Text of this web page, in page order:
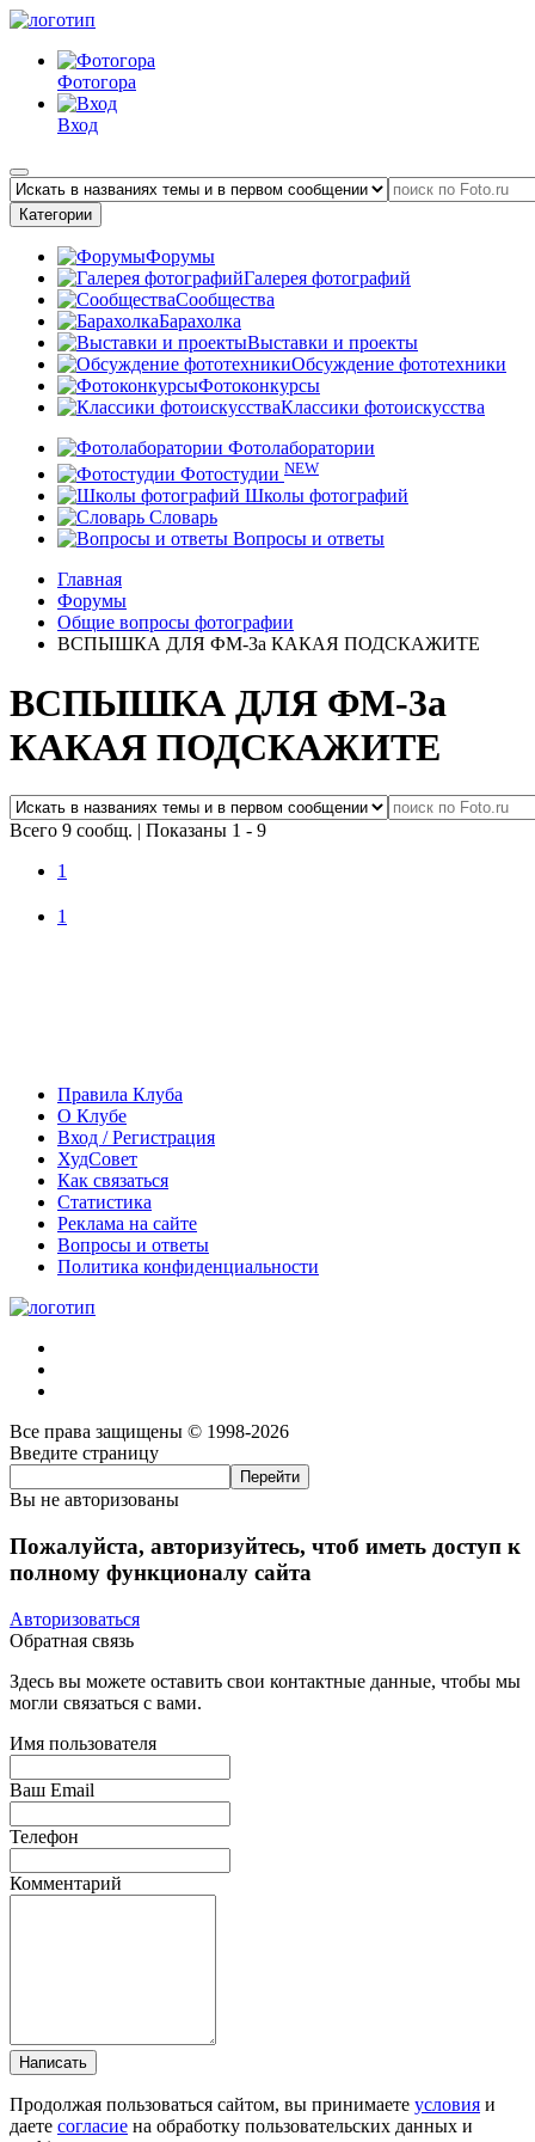
Фотогора
Вход
Категории
Форумы
Галерея фотографий
Сообщества
Барахолка
Выставки и проекты
Обсуждение фототехники
Фотоконкурсы
Классики фотоискусства
Фотолаборатории
Фотостудии NEW
Школы фотографий
Словарь
Вопросы и ответы
Главная
Форумы
Общие вопросы фотографии
ВСПЫШКА ДЛЯ ФМ-3а КАКАЯ ПОДСКАЖИТЕ
ВСПЫШКА ДЛЯ ФМ-3а
КАКАЯ ПОДСКАЖИТЕ
Всего 9 сообщ. | Показаны 1 - 9
1
1
Правила Клуба
О Клубе
Вход / Регистрация
ХудСовет
Как связаться
Статистика
Реклама на сайте
Вопросы и ответы
Политика конфиденциальности
Все права защищены © 1998-2026
Введите страницу
Вы не авторизованы
Пожалуйста, авторизуйтесь, чтоб иметь доступ к
полному функционалу сайта
Авторизоваться
Обратная связь
Здесь вы можете оставить свои контактные данные, чтобы мы
могли связаться с вами.
Имя пользователя
Ваш Email
Телефон
Комментарий
Написать
Продолжая пользоваться сайтом, вы принимаете условия и
даете согласие на обработку пользовательских данных и